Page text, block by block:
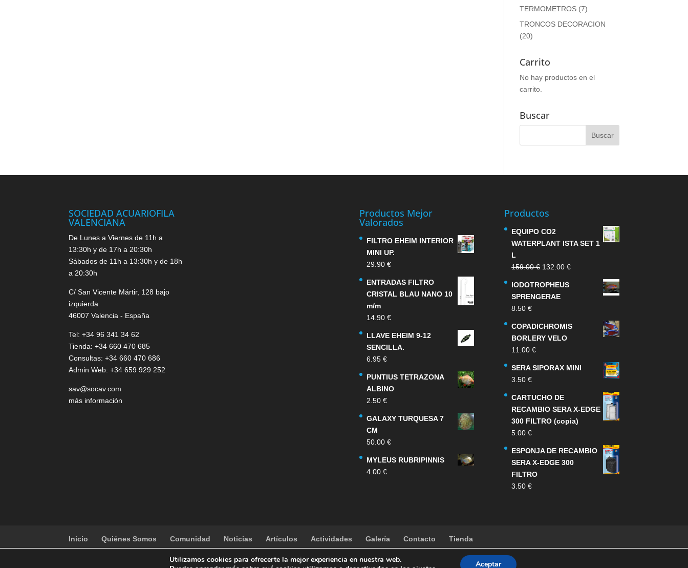
TERMOMETROS (7)
TRONCOS DECORACION
(20)
Carrito
No hay productos en el
carrito.
Buscar
SOCIEDAD ACUARIOFILA
VALENCIANA
De Lunes a Viernes de 11h a
13:30h y de 17h a 20:30h
Sábados de 11h a 13:30h y de 18h
a 20:30h
C/ San Vicente Mártir, 128 bajo
izquierda
46007 Valencia - España
Tel: +34 96 341 34 62
Tienda: +34 660 470 685
Consultas: +34 660 470 686
Admin Web: +34 659 929 252
sav@socav.com
más información
Productos Mejor
Valorados
FILTRO EHEIM INTERIOR
MINI UP.
29.90 €
ENTRADAS FILTRO
CRISTAL BLAU NANO 10
m/m
14.90 €
LLAVE EHEIM 9-12
SENCILLA.
6.95 €
PUNTIUS TETRAZONA
ALBINO
2.50 €
GALAXY TURQUESA 7
CM
50.00 €
MYLEUS RUBRIPINNIS
4.00 €
Productos
EQUIPO CO2
WATERPLANT ISTA SET 1
L
159.00€ El
original
era:
132.00€El
IODOTROPHEUS
SPRENGERAE
8.50€
COPADICHROMIS
BORLERY VELO
11.00€
SERA SIPORAX MINI
3.50€
CARTUCHO DE
RECAMBIO SERA X-EDGE
300 FILTRO (copia)
5.00€
ESPONJA DE RECAMBIO
SERA X-EDGE 300
FILTRO
3.50€
Inicio Quiénes Somos Comunidad Noticias Artículos Actividades Galería Contacto Tienda
| Designed bymun2
Utilizamos cookies para ofrecerte la mejor experiencia en nuestra web.
Aceptar